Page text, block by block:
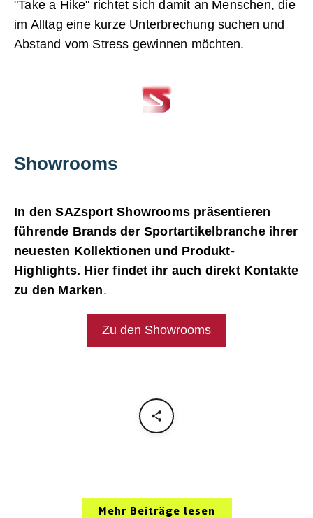
"Take a Hike" richtet sich damit an Menschen, die
im Alltag eine kurze Unterbrechung suchen und
Abstand vom Stress gewinnen möchten.
Showrooms
In den SAZsport Showrooms präsentieren
führende Brands der Sportartikelbranche ihrer
neuesten Kollektionen und Produkt-
Highlights. Hier findet ihr auch direkt Kontakte
zu den Marken.
Zu den Showrooms
Mehr Beiträge lesen